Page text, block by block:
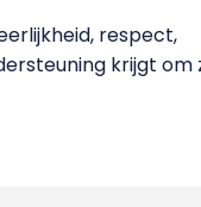
respect,
krijgt om